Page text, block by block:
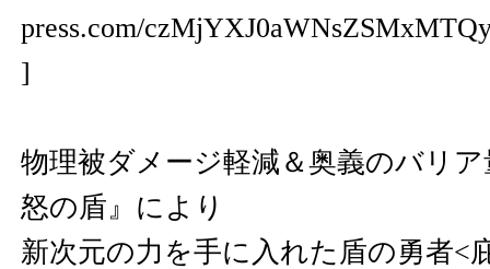
press.com/
]
物理被ダメージ軽減＆奥義のバリア
怒の盾』により
新次元の力を手に入れた盾の勇者<